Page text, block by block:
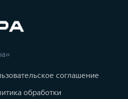
соглашение
обработки